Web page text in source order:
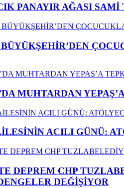
PANAYIR AĞASI
BÜYÜKŞEHİR’DEN
MUHTARDAN
ACILI GÜNÜ:
DEPREM CHP
DEĞİŞİYOR